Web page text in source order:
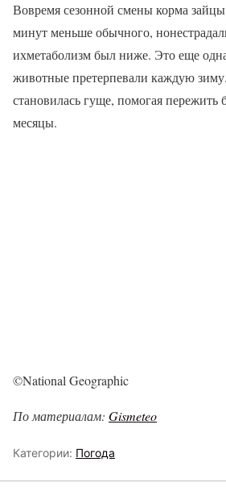
Вовремя сезонной смены корма
минут меньше обычного,
ихметаболизм был ниже. Это еще
животные претерпевали каждую
становилась гуще, помогая пережить
месяцы.
©National Geographic
По материалам: Gismeteo
Категории: Погода